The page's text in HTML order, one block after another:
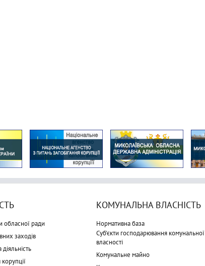
обласної ради
заходів
КОМУНАЛЬНА ВЛАСНІСТЬ
Нормативна база
Суб'єкти господарювання комунальної
власності
Комунальне майно